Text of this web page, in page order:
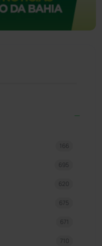
166
695
620
675
671
710